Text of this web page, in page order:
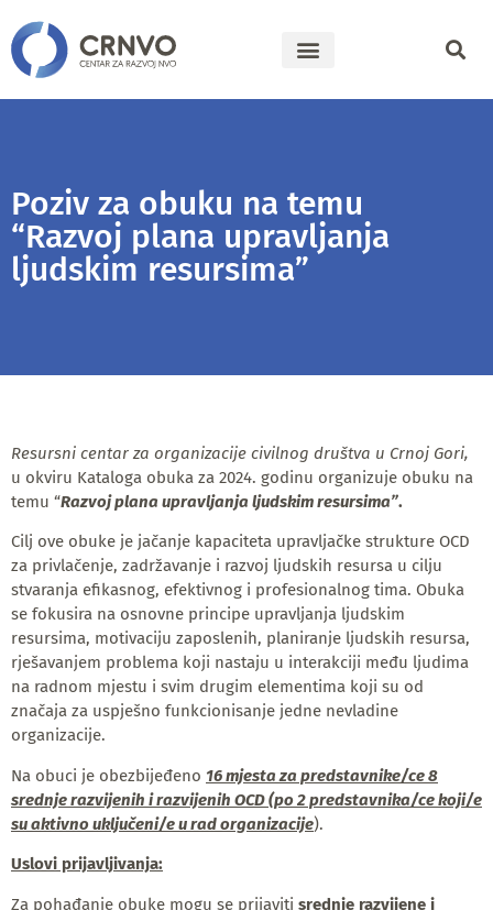
Poziv za obuku na temu
“Razvoj plana upravljanja
ljudskim resursima”
Resursni centar za organizacije civilnog društva u Crnoj Gori,
u okviru Kataloga obuka za 2024. godinu organizuje obuku na
temu “Razvoj plana upravljanja ljudskim resursima”.
Cilj ove obuke je jačanje kapaciteta upravljačke strukture OCD
za privlačenje, zadržavanje i razvoj ljudskih resursa u cilju
stvaranja efikasnog, efektivnog i profesionalnog tima. Obuka
se fokusira na osnovne principe upravljanja ljudskim
resursima, motivaciju zaposlenih, planiranje ljudskih resursa,
rješavanjem problema koji nastaju u interakciji među ljudima
na radnom mjestu i svim drugim elementima koji su od
značaja za uspješno funkcionisanje jedne nevladine
organizacije.
Na obuci je obezbijeđeno 16 mjesta za predstavnike/ce 8
srednje razvijenih i razvijenih OCD (po 2 predstavnika/ce koji/e
su aktivno uključeni/e u rad organizacije).
Uslovi prijavljivanja:
Za pohađanje obuke mogu se prijaviti srednje razvijene i